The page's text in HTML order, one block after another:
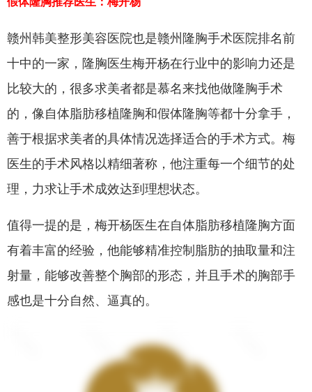
赣州韩美整形美容医院也是赣州隆胸手术医院排名前
十中的一家，隆胸医生梅开杨在行业中的影响力还是
比较大的，很多求美者都是慕名来找他做隆胸手术
的，像自体脂肪移植隆胸和假体隆胸等都十分拿手，
善于根据求美者的具体情况选择适合的手术方式。梅
医生的手术风格以精细著称，他注重每一个细节的处
理，力求让手术成效达到理想状态。
值得一提的是，梅开杨医生在自体脂肪移植隆胸方面
有着丰富的经验，他能够精准控制脂肪的抽取量和注
射量，能够改善整个胸部的形态，并且手术的胸部手
感也是十分自然、逼真的。